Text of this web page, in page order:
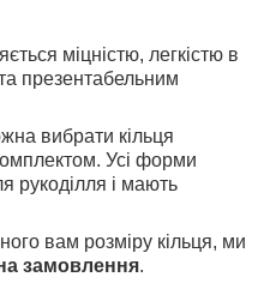
міцністю, легкістю в
презентабельним
вибрати кільця
Усі форми
рукоділля і мають
вам розміру кільця, ми
замовлення.